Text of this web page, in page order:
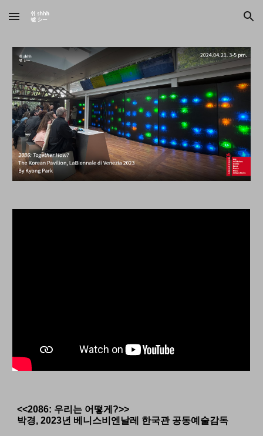
Skip to main content Skip to navigation
<<2086: 우리는 어떻게?>>
박경,2023년 베니스비엔날레 한국관 공동예술감독